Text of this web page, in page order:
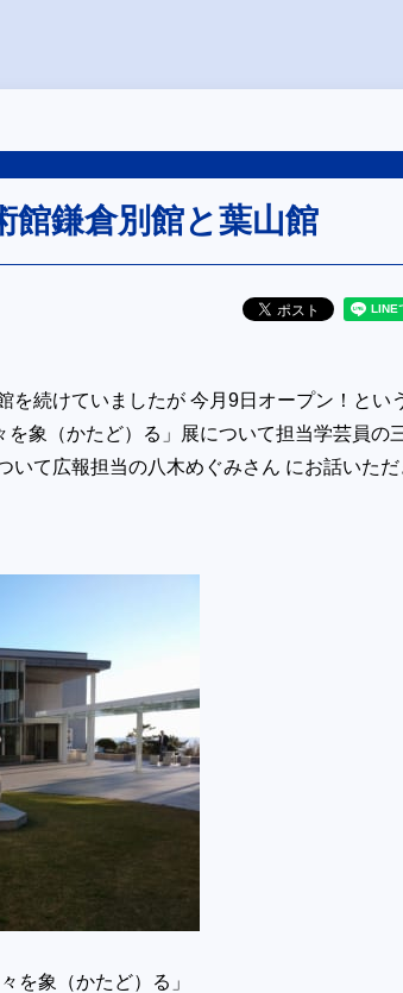
館鎌倉別館と葉山館
を続けていましたが 今月9日オープン！とい
象（かたど）る」展について担当学芸員の
いて広報担当の八木めぐみさん にお話いただ
を象（かたど）る」